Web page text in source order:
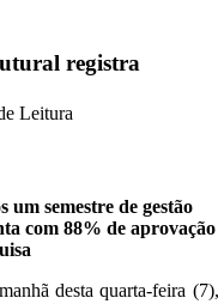
registra
Leitura
um semestre de gestão
com 88% de aprovação
desta quarta-feira (7),